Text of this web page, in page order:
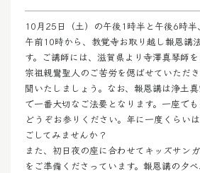
10月25日（土）の午後1時半と午後6時
午前10時から、教覚寺お取り越し報恩講
す。ご講師には、滋賀県より寺澤真琴師を
宗祖親鸞聖人のご苦労を偲ばせていただ
聞いたしましょう。なお、報恩講は浄土
で一番大切なご法要となります。一座でも
どうぞお参りください。年に一度くらい
ごしてみませんか？
また、初日夜の座に合わせてキッズサン
をご準備くださっています。報恩講の夕